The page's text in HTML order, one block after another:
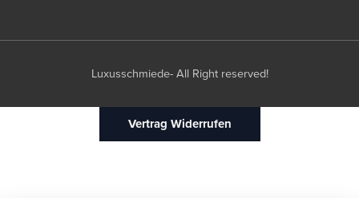
Luxusschmiede- All Right reserved!
Vertrag Widerrufen